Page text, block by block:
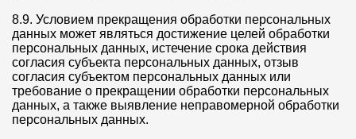
8.9. Условием прекращения обработки персональных
данных может являться достижение целей обработки
персональных данных, истечение срока действия
согласия субъекта персональных данных, отзыв
согласия субъектом персональных данных или
требование о прекращении обработки персональных
данных, а также выявление неправомерной обработки
персональных данных.